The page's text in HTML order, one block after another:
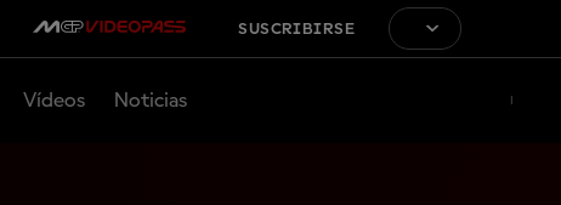
SUSCRIBIRSE
Vídeos Noticias